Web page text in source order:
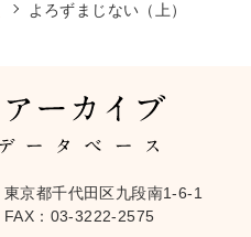
よろずまじない（上）
東京都千代田区九段南1-6-1
FAX：03-3222-2575